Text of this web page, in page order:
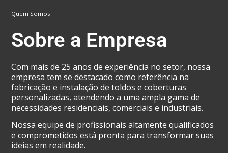
Quem Somos
Sobre a Empresa
Com mais de 25 anos de experiência no setor, nossa
empresa tem se destacado como referência na
fabricação e instalação de toldos e coberturas
personalizadas, atendendo a uma ampla gama de
necessidades residenciais, comerciais e industriais.
Nossa equipe de profissionais altamente qualificados
e comprometidos está pronta para transformar suas
ideias em realidade.